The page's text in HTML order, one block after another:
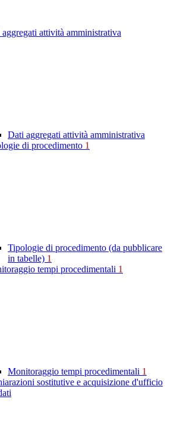
attività amministrativa
Dati aggregati attività amministrativa
di procedimento 1
Tipologie di procedimento (da pubblicare
in tabelle) 1
tempi procedimentali 1
Monitoraggio tempi procedimentali 1
sostitutive e acquisizione d'ufficio